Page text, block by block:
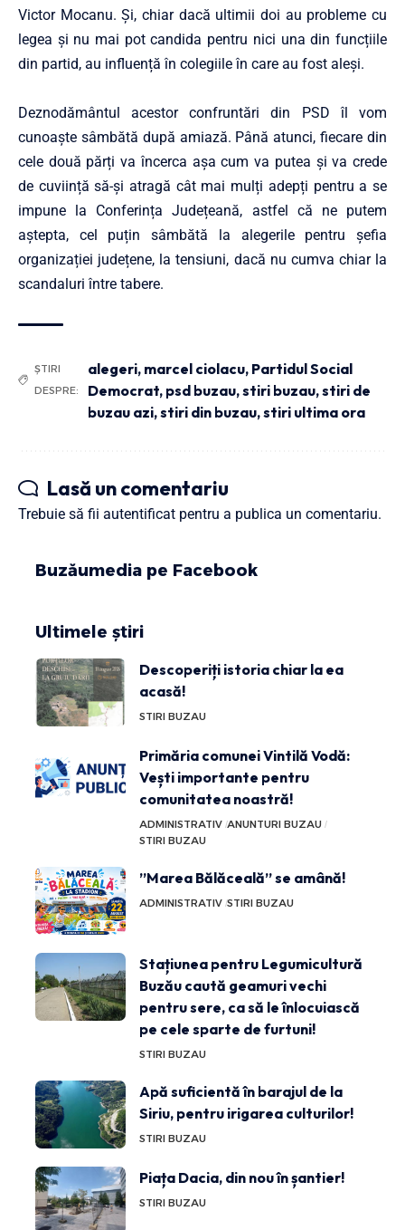
Victor Mocanu. Și, chiar dacă ultimii doi au probleme cu
legea și nu mai pot candida pentru nici una din funcțiile
din partid, au influență în colegiile în care au fost aleși.
Deznodământul acestor confruntări din PSD îl vom
cunoaște sâmbătă după amiază. Până atunci, fiecare din
cele două părți va încerca așa cum va putea și va crede
de cuviință să-și atragă cât mai mulți adepți pentru a se
impune la Conferința Județeană, astfel că ne putem
aștepta, cel puțin sâmbătă la alegerile pentru șefia
organizației județene, la tensiuni, dacă nu cumva chiar la
scandaluri între tabere.
ȘTIRI
DESPRE:
alegeri, marcel ciolacu, Partidul Social
Democrat, psd buzau,stiri buzau,stiri de
buzau azi,stiri din buzau,stiri ultima ora
Lasă un comentariu
Trebuie să fii autentificat pentru a publica un comentariu.
Buzăumedia pe Facebook
Ultimele știri
Descoperiți istoria chiar la ea
acasă!
STIRI BUZAU
Primăria comunei Vintilă Vodă:
Vești importante pentru
comunitatea noastră!
ADMINISTRATIV ANUNTURI BUZAU
STIRI BUZAU
”Marea Bălăceală” se amână!
ADMINISTRATIV STIRI BUZAU
Stațiunea pentru Legumicultură
Buzău caută geamuri vechi
pentru sere, ca să le înlocuiască
pe cele sparte de furtuni!
STIRI BUZAU
Apă suficientă în barajul de la
Siriu, pentru irigarea culturilor!
STIRI BUZAU
Piața Dacia, din nou în șantier!
STIRI BUZAU